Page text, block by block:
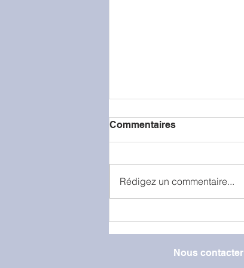
Commentaires
Rédigez un commentaire...
Nous contacter